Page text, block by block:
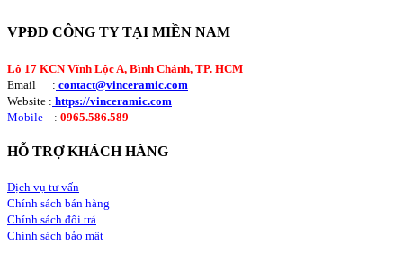
VPĐD CÔNG TY TẠI MIỀN NAM
Lô 17 KCN Vĩnh Lộc A, Bình Chánh, TP. HCM
Email : contact@vinceramic.com
Website : https://vinceramic.com
Mobile : 0965.586.589
HỖ TRỢ KHÁCH HÀNG
Dịch vụ tư vấn
Chính sách bán hàng
Chính sách đổi trả
Chính sách bảo mật